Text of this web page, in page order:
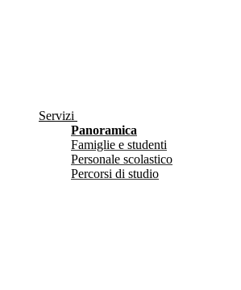
Servizi
Panoramica
Famiglie e studenti
Personale scolastico
Percorsi di studio